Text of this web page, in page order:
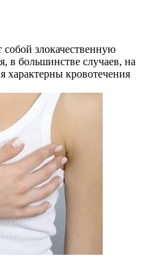
собой злокачественную
в большинстве случаев, на
характерны кровотечения